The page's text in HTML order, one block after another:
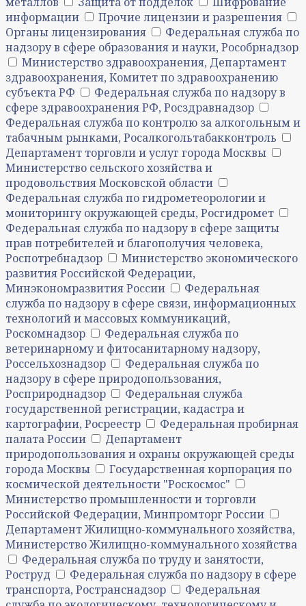
информации
Прочие лицензии и разрешения
Органы лицензирования
Федеральная служба по
надзору в сфере образования и науки, Рособрнадзор
Министерство здравоохранения, Департамент
здравоохранения, Комитет по здравоохранению
субъекта РФ
Федеральная служба по надзору в
сфере здравоохранения РФ, Росздравнадзор
Федеральная служба по контролю за алкогольным и
табачным рынками, Росалкогольтабакконтроль
Департамент торговли и услуг города Москвы
Министерство сельского хозяйства и
продовольствия Московской области
Федеральная служба по гидрометеорологии и
мониторингу окружающей среды, Росгидромет
Федеральная служба по надзору в сфере защиты
прав потребителей и благополучия человека,
Роспотребнадзор
Министерство экономического
развития Российской Федерации,
Минэкономразвития России
Федеральная
служба по надзору в сфере связи, информационных
технологий и массовых коммуникаций,
Роскомнадзор
Федеральная служба по
ветеринарному и фитосанитарному надзору,
Россельхознадзор
Федеральная служба по
надзору в сфере природопользования,
Росприроднадзор
Федеральная служба
государственной регистрации, кадастра и
картографии, Росреестр
Федеральная пробирная
палата России
Департамент
природопользования и охраны окружающей среды
города Москвы
Государственная корпорация по
космической деятельности "Роскосмос"
Министерство промышленности и торговли
Российской Федерации, Минпромторг России
Департамент Жилищно-коммунального хозяйства,
Министерство Жилищно-коммунального хозяйства
Федеральная служба по труду и занятости,
Роструд
Федеральная служба по надзору в сфере
транспорта, Ространснадзор
Федеральная